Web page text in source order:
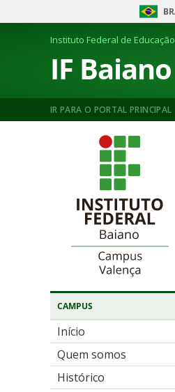
Instituto Federal de
IF
IR PARA O PORTAL PRINCIPAL
CAMPUS
Início
Quem somos
Histórico